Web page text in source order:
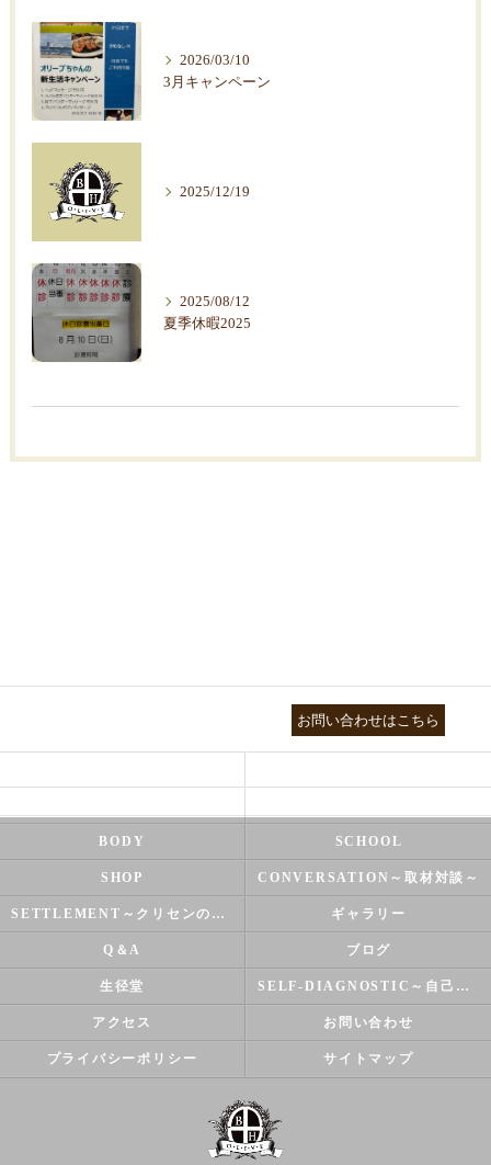
2026/03/10
3月キャンペーン
2025/12/19
2025/08/12
夏季休暇2025
お問い合わせはこちら
BODY SCHOOL
SHOP CONVERSATION～取材対談～
SETTLEMENT～クリセンのズバリ解決シリーズ～ ギャラリー
Q＆A ブログ
生径堂 SELF-DIAGNOSTIC～自己診断～
アクセス お問い合わせ
プライバシーポリシー サイトマップ